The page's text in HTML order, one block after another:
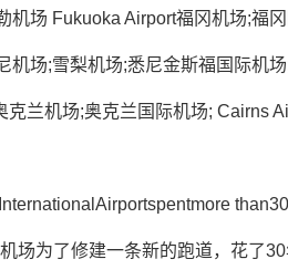
机场 Fukuoka Airport福冈机场;福
机场;雪梨机场;悉尼金斯福国际机
克兰机场;奥克兰国际机场; Cairns
场为了修建一条新的跑道，花了30